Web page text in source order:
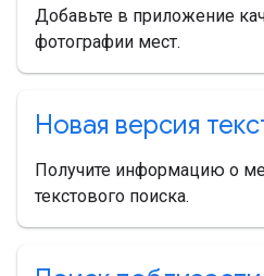
Добавьте в приложение
фотографии мест.
Новая версия
Получите информацию о
текстового поиска.